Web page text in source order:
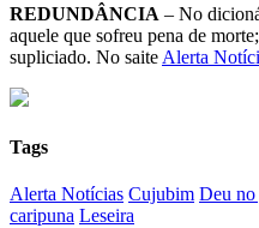
REDUNDÂNCIA – No
aquele que sofreu pena de
supliciado. No saite Alerta
Tags
Alerta Notícias Cujubim Deu
caripuna Leseira